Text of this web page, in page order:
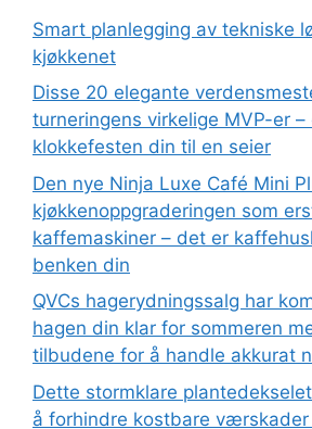
Smart planlegging av tekniske
kjøkkenet
Disse 20 elegante
turneringens virkelige MVP-er –
klokkefesten din til en seier
Den nye Ninja Luxe Café Mini
kjøkkenoppgraderingen som
kaffemaskiner – det er
benken din
QVCs hagerydningssalg har
hagen din klar for sommeren
tilbudene for å handle akkurat
Dette stormklare
å forhindre kostbare værskader